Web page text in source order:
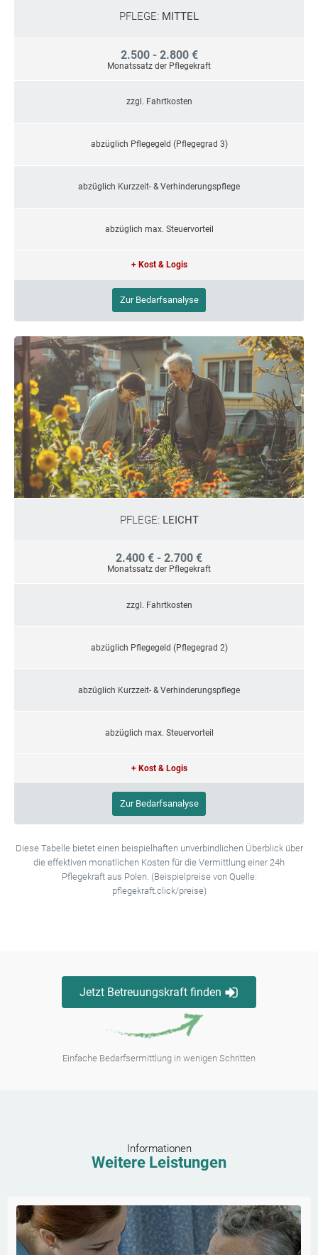
PFLEGE: MITTEL
2.500 - 2.800 €
Monatssatz der Pflegekraft
zzgl. Fahrtkosten
abzüglich Pflegegeld (Pflegegrad 3)
abzüglich Kurzzeit- & Verhinderungspflege
abzüglich max. Steuervorteil
+ Kost & Logis
Zur Bedarfsanalyse
PFLEGE: LEICHT
2.400 € - 2.700 €
Monatssatz der Pflegekraft
zzgl. Fahrtkosten
abzüglich Pflegegeld (Pflegegrad 2)
abzüglich Kurzzeit- & Verhinderungspflege
abzüglich max. Steuervorteil
+ Kost & Logis
Zur Bedarfsanalyse
Diese Tabelle bietet einen beispielhaften unverbindlichen Überblick über
die effektiven monatlichen Kosten für die Vermittlung einer 24h
Pflegekraft aus Polen. (Beispielpreise von Quelle:
pflegekraft.click/preise)
Jetzt Betreuungskraft finden
Einfache Bedarfsermittlung in wenigen Schritten
Informationen
Weitere Leistungen